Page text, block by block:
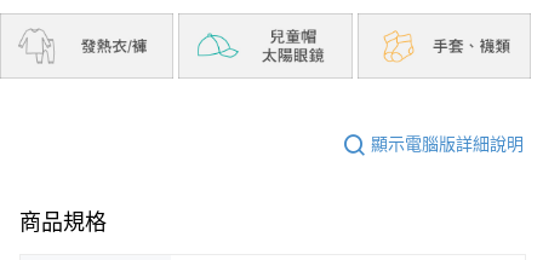
顯示電腦版詳細說明
商品規格